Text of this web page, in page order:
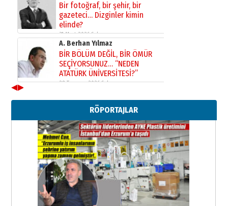
Bir fotoğraf, bir şehir, bir
gazeteci… Dizginler kimin
elinde?
31 Mart 2026 Salı
A. Berhan Yılmaz
BİR BÖLÜM DEĞİL, BİR ÖMÜR
SEÇİYORSUNUZ… “NEDEN
ATATÜRK ÜNİVERSİTESİ?”
28 Temmuz 2026 Salı
Ahmed Yesevi’den bir Alperen…
”Reisimiz” idi… Hakka yürüdü.!
26 Mart 2026 Perşembe
Cem Bakırcı
Ardında bıraktığı hatıralarıyla
gönül adamı Faruk Terzioğlu!
13 Mayıs 2026 Çarşamba
Esat BİNDESEN
TRT’NİN BÖLGEYE AÇILAN SESİ
◀▶
RÖPORTAJLAR